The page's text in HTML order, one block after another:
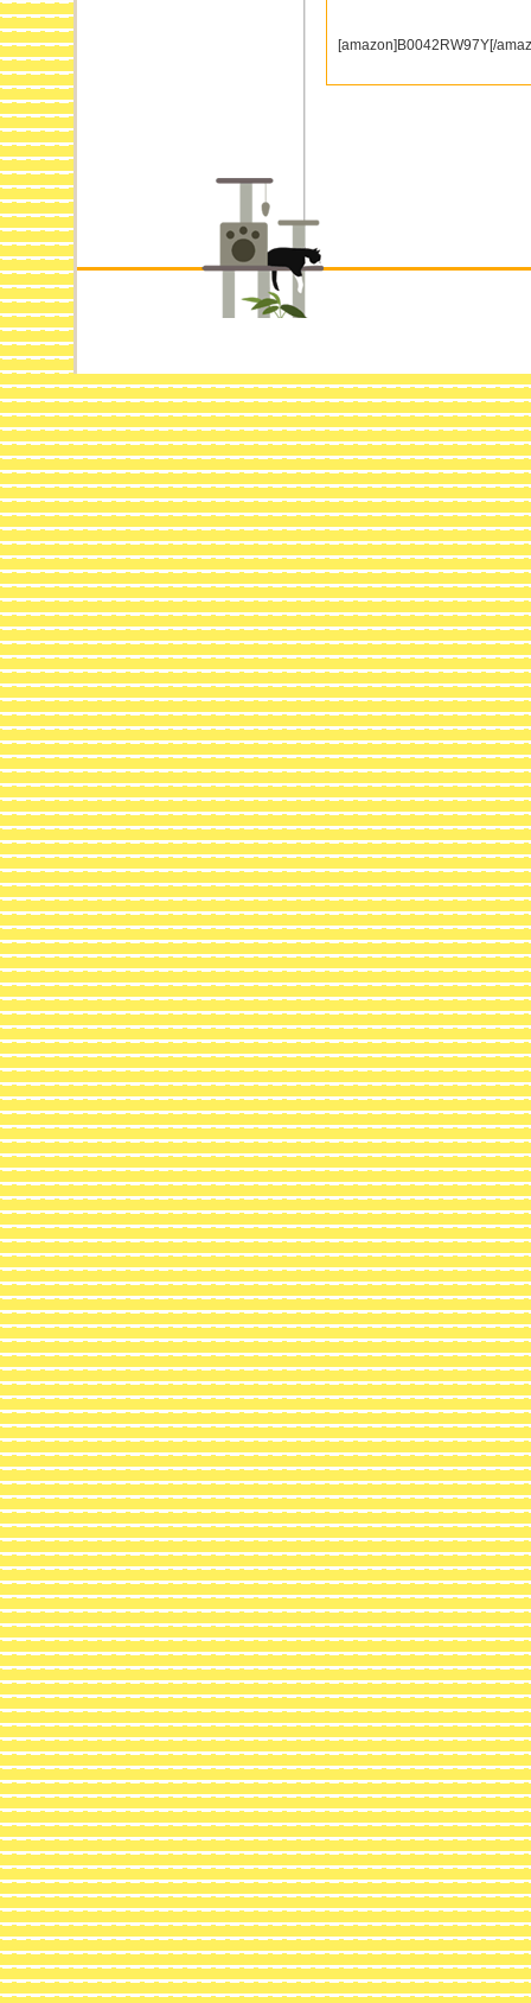
[amazon]B0042RW97Y[/